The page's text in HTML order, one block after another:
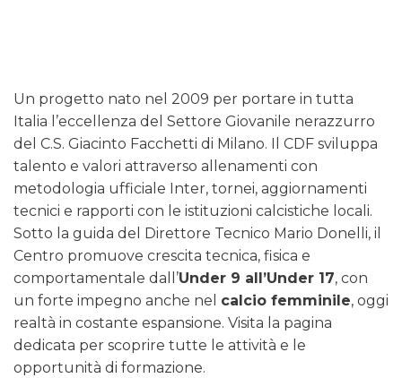
Un progetto nato nel 2009 per portare in tutta
Italia l’eccellenza del Settore Giovanile nerazzurro
del C.S. Giacinto Facchetti di Milano. Il CDF sviluppa
talento e valori attraverso allenamenti con
metodologia ufficiale Inter, tornei, aggiornamenti
tecnici e rapporti con le istituzioni calcistiche locali.
Sotto la guida del Direttore Tecnico Mario Donelli, il
Centro promuove crescita tecnica, fisica e
comportamentale dall’Under 9 all’Under 17, con
un forte impegno anche nel calcio femminile, oggi
realtà in costante espansione. Visita la pagina
dedicata per scoprire tutte le attività e le
opportunità di formazione.